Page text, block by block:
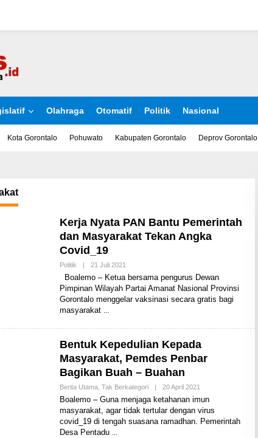
Olahraga Otomatif Politik Nasional
Kota Gorontalo Pohuwato Kabupaten Gorontalo Deprov Gorontalo
Kerja Nyata PAN Bantu Pemerintah
dan Masyarakat Tekan Angka
Covid_19
Politik | 21 Juli 2021
E
H
S
N
E
W
S
Boalemo – Ketua bersama pengurus Dewan
Pimpinan Wilayah Partai Amanat Nasional Provinsi
Gorontalo menggelar vaksinasi secara gratis bagi
masyarakat
Bentuk Kepedulian Kepada
Masyarakat, Pemdes Penbar
Bagikan Buah – Buahan
Berita Utama, Tak Berkategori | 20 April 2021
E
H
S
Boalemo – Guna menjaga ketahanan imun
masyarakat, agar tidak tertular dengan virus
covid_19 di tengah suasana ramadhan. Pemerintah
Desa Pentadu